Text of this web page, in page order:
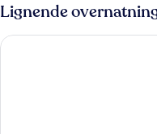
Lignende
UTE Hotel Villa de Biar